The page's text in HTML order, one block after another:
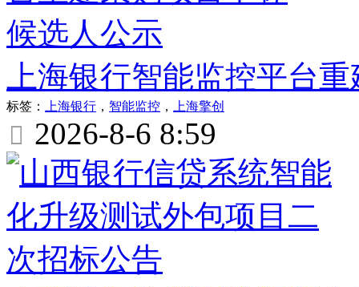
上海银行智能监控平台
标签： 上海银行 ， 智能监控 ， 上海擎创
 2026-8-6 8:59